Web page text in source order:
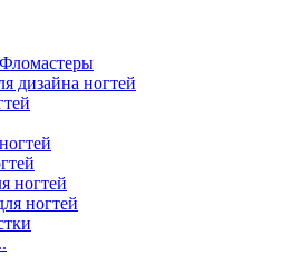
дизайна ногтей
ногтей
ногтей